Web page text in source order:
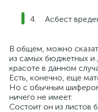
Асбест
В общем, можно
из самых бюджетных и
красоте в данном
Есть, конечно, еще
Но с обычным
ничего не имеет.
Состоит он из листов